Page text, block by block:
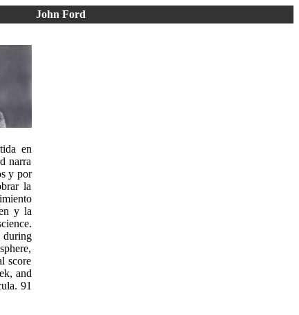
John Ford
en
narra
y por
la
y la
during
score
and
91